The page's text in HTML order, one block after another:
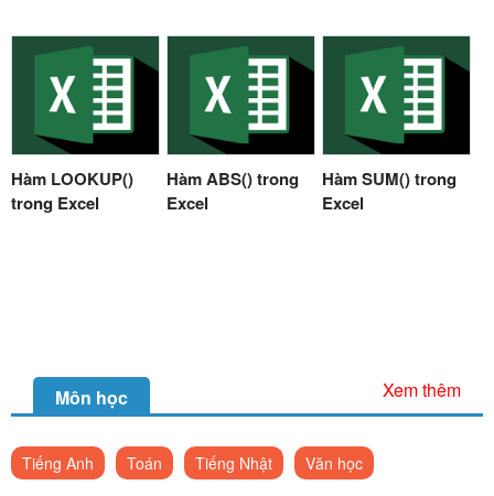
Hàm LOOKUP()
trong Excel
Hàm ABS() trong
Excel
Hàm SUM() trong
Excel
Môn học Xem thêm
Tiếng Anh Toán Tiếng Nhật Văn học